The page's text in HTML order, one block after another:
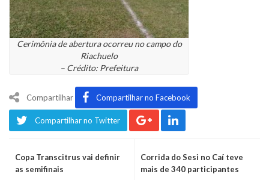
Cerimônia de abertura ocorreu no campo do
Riachuelo
– Crédito: Prefeitura
Compartilhar Compartilhar no Facebook
Compartilhar no Twitter
Copa Transcitrus vai definir
as semifinais
Corrida do Sesi no Caí teve
mais de 340 participantes